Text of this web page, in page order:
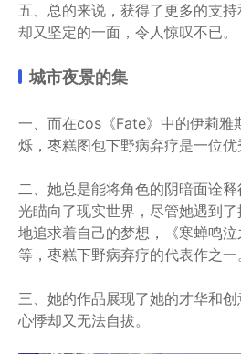
五、总的来说，获得了更多的支
却又坚定的一面，令人惊叹不已。
城市夜景的集
一、而在cos《Fate》中的伊莉雅
烁，枣糕图包下野病弃疗是一位优
二、她总是能将角色的阴暗面诠
光瞄向了现实世界，尽管她遇到
地追求着自己的梦想，《寒蝉鸣
等，枣糕下野病弃疗的代表作之一
三、她的作品展现了她的才华和
心悸却又无法自拔。